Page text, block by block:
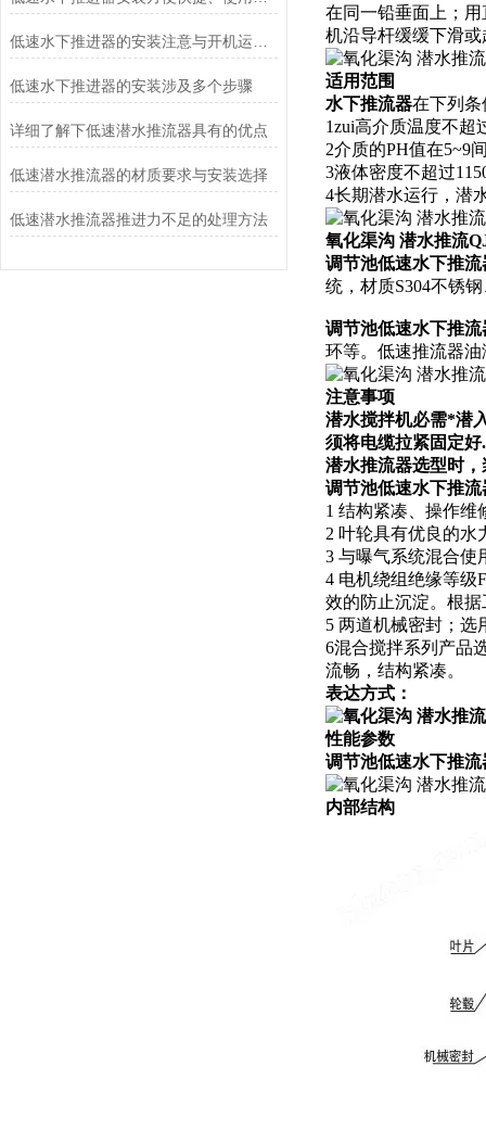
低速水下推进器的安装涉及多个步骤
详细了解下低速潜水推流器具有的优点
低速潜水推流器的材质要求与安装选择
低速潜水推流器推进力不足的处理方法
在同一铅垂面上；
机沿导杆缓缓下滑
适用范围
水下推流器在下列条
1zui高介质温度不超
2介质的PH值在5~9
3液体密度不超过
4长期潜水运行，潜
氧化渠沟 潜水推流
调节池低速水下推流
统，材质S304不锈
调节池低速水下推流
环等。低速推流器
注意事项
潜水搅拌机必需*潜
须将电缆拉紧固定好.
潜水推流器选型时
调节池低速水下推
1 结构紧凑、操作维
2 叶轮具有优良的水
3 与曝气系统混合使
4 电机绕组绝缘等级
效的防止沉淀。根
5 两道机械密封；选
6混合搅拌系列产品
流畅，结构紧凑。
表达方式：
性能参数
调节池低速水下推
内部结构